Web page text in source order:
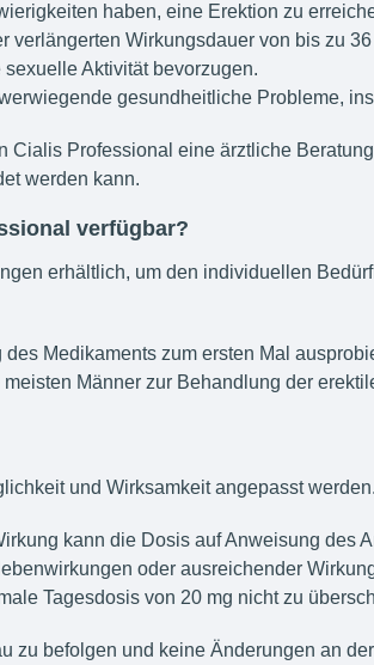
haben, eine Erektion zu
verlängerten Wirkungsdauer von bis zu
sexuelle Aktivität bevorzugen.
gesundheitliche Probleme,
Cialis Professional eine ärztliche
werden kann.
verfügbar?
erhältlich, um den individuellen
Medikaments zum ersten Mal
Männer zur Behandlung der
und Wirksamkeit angepasst
kann die Dosis auf Anweisung des
oder ausreichender
Tagesdosis von 20 mg nicht zu
zu befolgen und keine Änderungen an